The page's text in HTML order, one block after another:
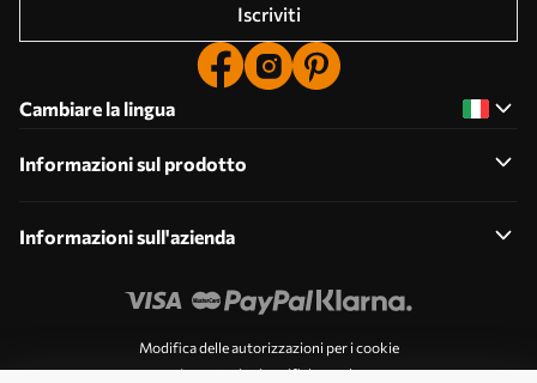
Iscriviti
Cambiare la lingua
Informazioni sul prodotto
Informazioni sull'azienda
Modifica delle autorizzazioni per i cookie
Impostazioni notifiche push